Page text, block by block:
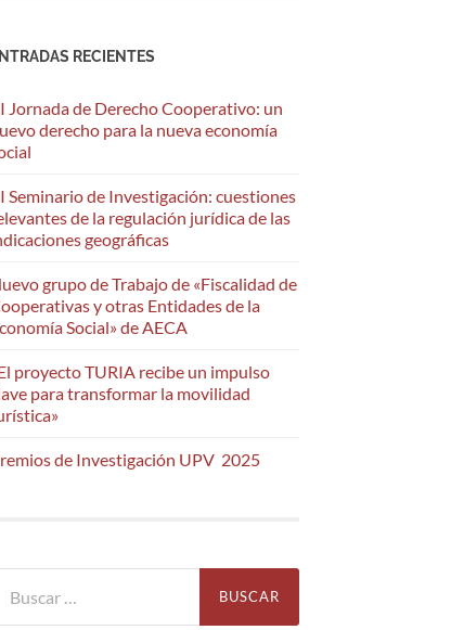
RECIENTES
Jornada de Derecho Cooperativo: un
derecho para la nueva economía
Seminario de Investigación: cuestiones
de la regulación jurídica de las
geográficas
grupo de Trabajo de «Fiscalidad de
y otras Entidades de la
Social» de AECA
proyecto TURIA recibe un impulso
para transformar la movilidad
de Investigación UPV 2025